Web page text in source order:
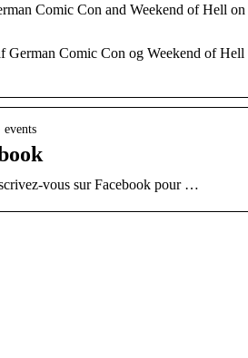
Comic Con and Weekend of Hell
Comic Con og Weekend of Hell
vous sur Facebook pour …